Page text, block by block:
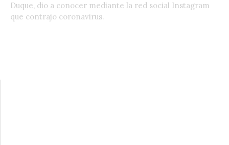
Duque, dio a conocer mediante la red social Instagram
que contrajo coronavirus.